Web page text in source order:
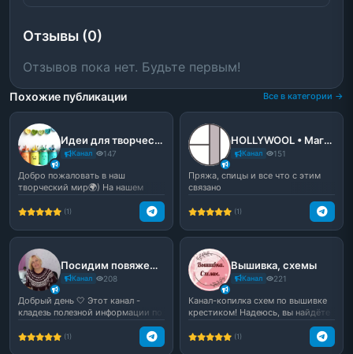
Отзывы (0)
Отзывов пока нет. Будьте первым!
Похожие публикации Все в категории →
Идеи для творчества🎐
Канал 147
Добро пожаловать в наш
творческий мир🌍) На нашем
канале вы найдете много инте...
(1)
HOLLYWOOL • Магазин / Мастер-классы по вязанию
Канал 151
Пряжа, спицы и все что с этим
связано
(1)
Посидим повяжем | Канал по вязанию
Канал 208
Добрый день 🤍 Этот канал -
кладезь полезной информации по
(1)
Вышивка, схемы
Канал 221
Канал-копилка схем по вышивке
крестиком! Надеюсь, вы найдёте
(1)